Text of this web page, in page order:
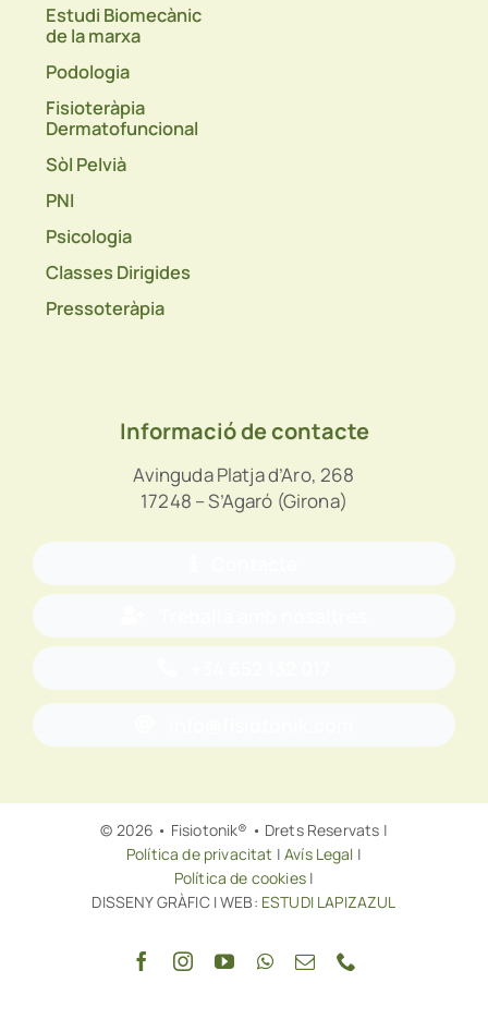
Estudi Biomecànic
de la marxa
Podologia
Fisioteràpia
Dermatofuncional
Sòl Pelvià
PNI
Psicologia
Classes Dirigides
Pressoteràpia
Informació de contacte
Avinguda Platja d’Aro, 268
17248 – S’Agaró (Girona)
© 2026 • Fisiotonik® • Drets Reservats |
Política de privacitat |Avís Legal |
Política de cookies|
DISSENY GRÀFIC I WEB: ESTUDI LAPIZAZUL